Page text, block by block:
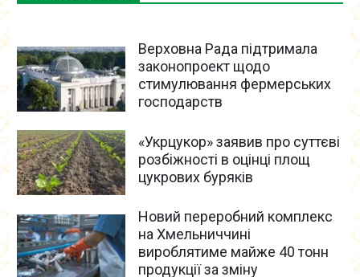
Верховна Рада підтримала
законопроект щодо
стимулювання фермерських
господарств
«Укрцукор» заявив про суттєві
розбіжності в оцінці площ
цукрових буряків
Новий переробний комплекс
на Хмельниччині
вироблятиме майже 40 тонн
продукції за зміну